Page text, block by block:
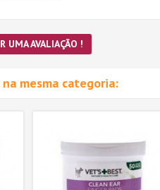
UMA AVALIAÇÃO !
mesma categoria: